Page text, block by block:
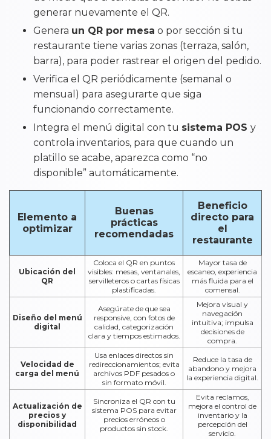
generar nuevamente el QR.
Genera un QR por mesa o por sección si tu
restaurante tiene varias zonas (terraza, salón,
barra), para poder rastrear el origen del pedido.
Verifica el QR periódicamente (semanal o
mensual) para asegurarte que siga
funcionando correctamente.
Integra el menú digital con tu sistema POS y
controla inventarios, para que cuando un
platillo se acabe, aparezca como “no
disponible” automáticamente.
Elemento a
optimizar
Buenas
prácticas
recomendadas
Beneficio
directo para
el
restaurante
Ubicación del
QR
Coloca el QR en puntos
visibles: mesas, ventanales,
servilleteros o cartas físicas
plastificadas.
Mayor tasa de
escaneo, experiencia
más fluida para el
comensal.
Diseño del menú
digital
Asegúrate de que sea
responsive, con fotos de
calidad, categorización
clara y tiempos estimados.
Mejora visual y
navegación
intuitiva; impulsa
decisiones de
compra.
Velocidad de
carga del menú
Usa enlaces directos sin
redireccionamientos; evita
archivos PDF pesados o
sin formato móvil.
Reduce la tasa de
abandono y mejora
la experiencia digital.
Actualización de
precios y
disponibilidad
Sincroniza el QR con tu
sistema POS para evitar
precios erróneos o
productos sin stock.
Evita reclamos,
mejora el control de
inventario y la
percepción del
servicio.